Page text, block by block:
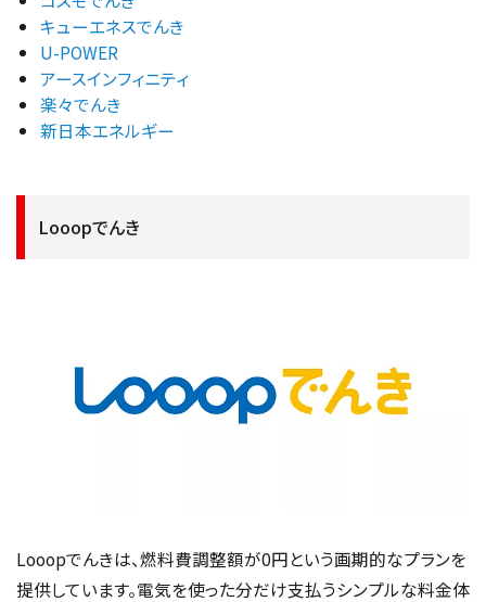
キューエネスでんき
U-POWER
アースインフィニティ
楽々でんき
新日本エネルギー
Looopでんき
Looopでんきは、燃料費調整額が0円という画期的なプランを
提供しています。電気を使った分だけ支払うシンプルな料金体